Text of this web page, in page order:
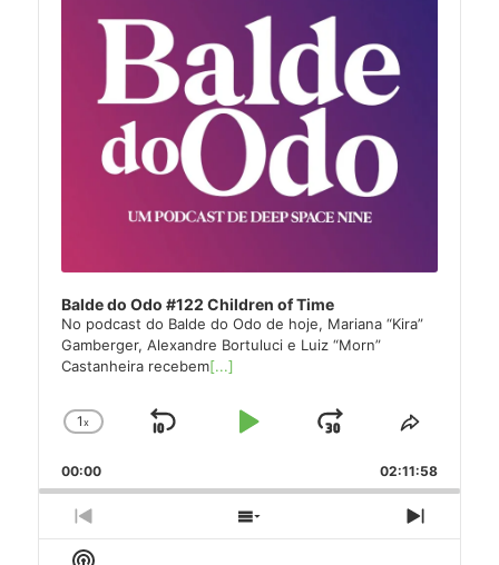
Balde do Odo #122 Children of Time
No podcast do Balde do Odo de hoje, Mariana “Kira”
Gamberger, Alexandre Bortuluci e Luiz “Morn”
Castanheira recebem[...]
Change
Rate
1x
Skip
Play
Jump
Forward
Share
Episode
00:00 02:11:58
Previous
Episode
Show
Episodes
Next
Episode
Show